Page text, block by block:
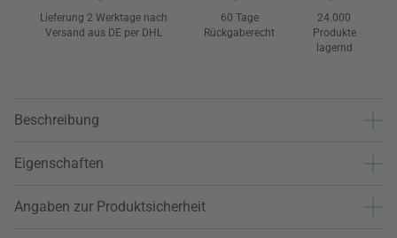
Lieferung 2 Werktage nach
Versand aus DE per DHL
60 Tage
Rückgaberecht
24.000
Produkte
lagernd
Beschreibung
Eigenschaften
Angaben zur Produktsicherheit